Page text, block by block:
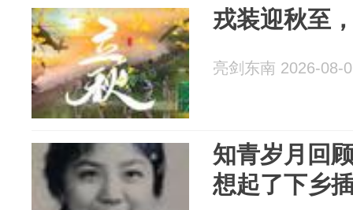
戎装迎秋至
亮剑东南 2026-08-
知青岁月回
想起了下乡